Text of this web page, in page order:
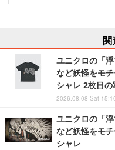
関
ユニクロの「
など妖怪をモ
シャレ 2枚目
2026.08.08 Sat
ユニクロの「
など妖怪をモ
シャレ